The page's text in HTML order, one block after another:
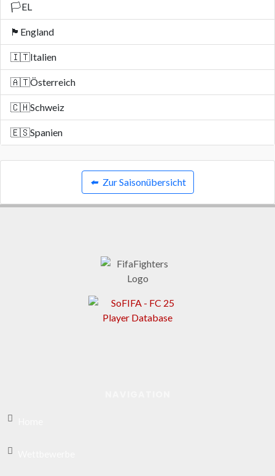
🏳️EL
🏴󠁧󠁢󠁥󠁮󠁧󠁿 England
🇮🇹Italien
🇦🇹Österreich
🇨🇭Schweiz
🇪🇸Spanien
⬅️ Zur Saisonübersicht